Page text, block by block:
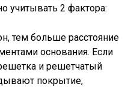
учитывать 2 фактора:
тем больше расстояние
основания. Если
и решетчатый
покрытие,